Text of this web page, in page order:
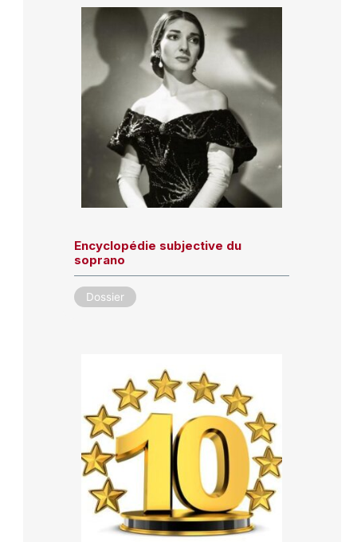
Encyclopédie subjective du
soprano
Dossier